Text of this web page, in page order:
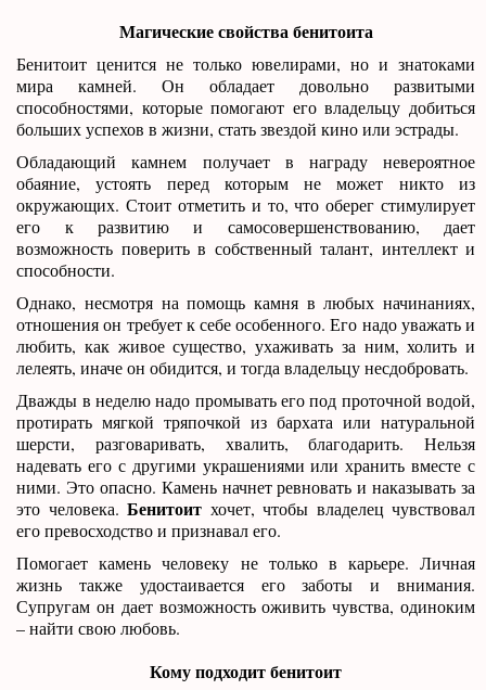
Магические свойства бенитоита
Бенитоит ценится не только ювелирами, но и знатоками
мира камней. Он обладает довольно развитыми
способностями, которые помогают его владельцу добиться
больших успехов в жизни, стать звездой кино или эстрады.
Обладающий камнем получает в награду невероятное
обаяние, устоять перед которым не может никто из
окружающих. Стоит отметить и то, что оберег стимулирует
его к развитию и самосовершенствованию, дает
возможность поверить в собственный талант, интеллект и
способности.
Однако, несмотря на помощь камня в любых начинаниях,
отношения он требует к себе особенного. Его надо уважать и
любить, как живое существо, ухаживать за ним, холить и
лелеять, иначе он обидится, и тогда владельцу несдобровать.
Дважды в неделю надо промывать его под проточной водой,
протирать мягкой тряпочкой из бархата или натуральной
шерсти, разговаривать, хвалить, благодарить. Нельзя
надевать его с другими украшениями или хранить вместе с
ними. Это опасно. Камень начнет ревновать и наказывать за
это человека.Бенитоит хочет, чтобы владелец чувствовал
его превосходство и признавал его.
Помогает камень человеку не только в карьере. Личная
жизнь также удостаивается его заботы и внимания.
Супругам он дает возможность оживить чувства, одиноким
– найти свою любовь.
Кому подходит бенитоит